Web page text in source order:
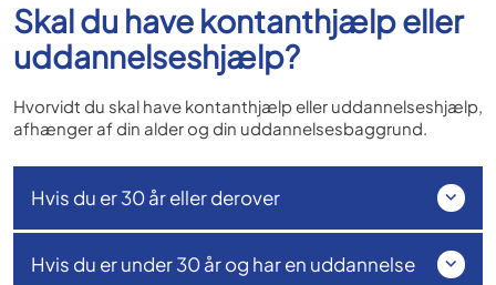
Skal du have kontanthjælp eller
uddannelseshjælp?
Hvorvidt du skal have kontanthjælp eller uddannelseshjælp,
afhænger af din alder og din uddannelsesbaggrund.
Hvis du er 30 år eller derover
Hvis du er under 30 år og har en uddannelse